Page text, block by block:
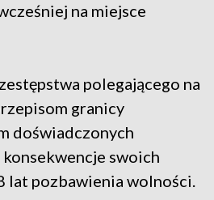
na miejsce
polegającego na
granicy
doświadczonych
swoich
lat pozbawienia wolności.